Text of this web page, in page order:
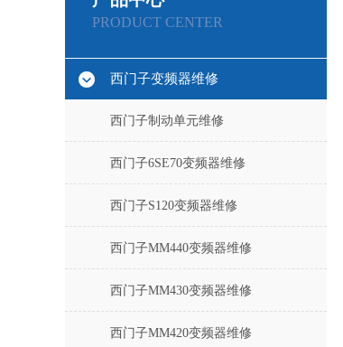
PRODUCT CENTER
西门子变频器维修
西门子制动单元维修
西门子6SE70变频器维修
西门子S120变频器维修
西门子MM440变频器维修
西门子MM430变频器维修
西门子MM420变频器维修